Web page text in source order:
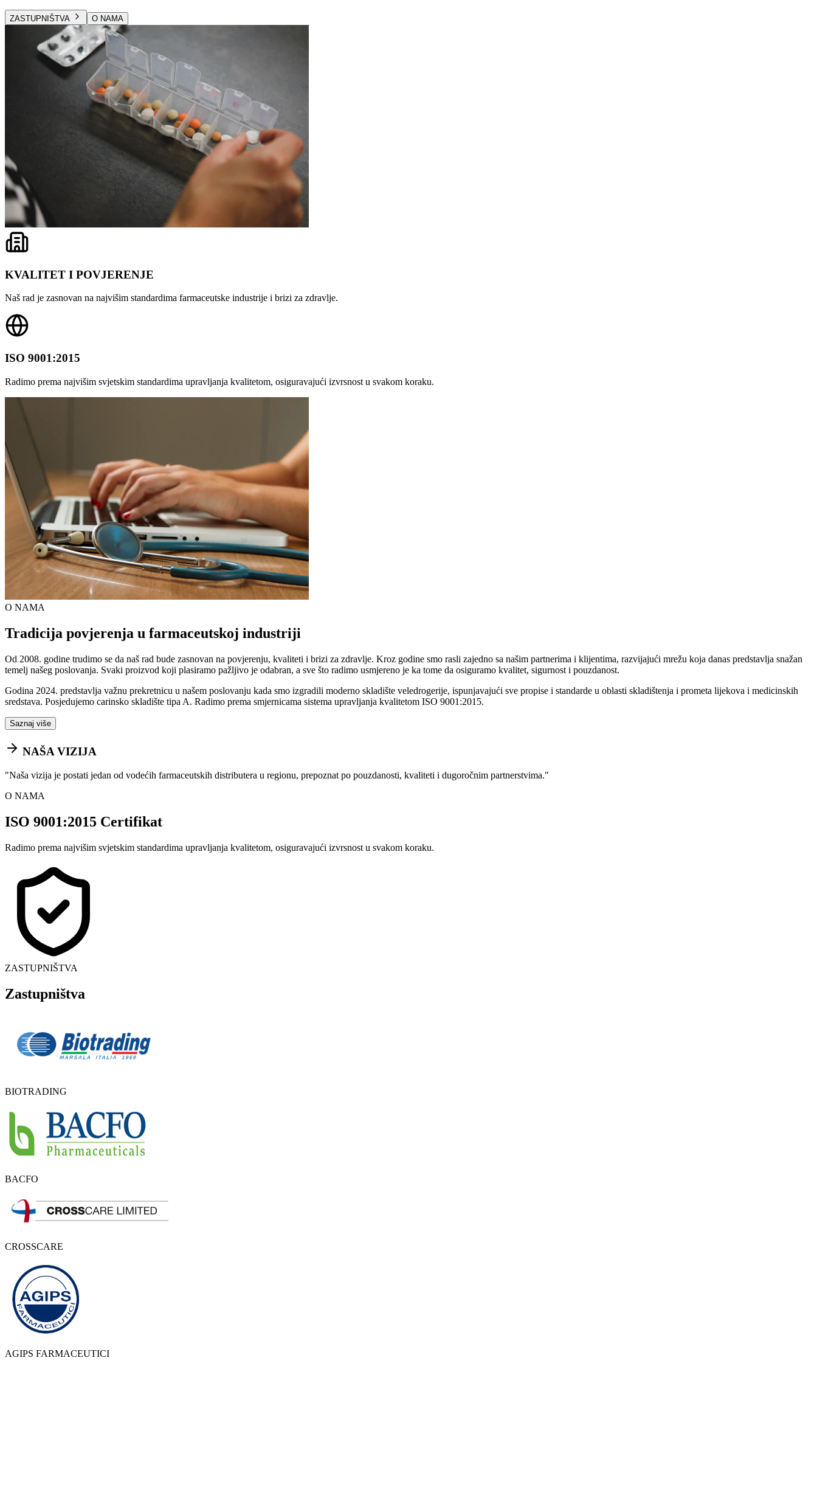
ZASTUPNIŠTVA O NAMA
KVALITET I POVJERENJE
Naš rad je zasnovan na najvišim standardima farmaceutske industrije i brizi za zdravlje.
ISO 9001:2015
Radimo prema najvišim svjetskim standardima upravljanja kvalitetom, osiguravajući izvrsnost u svakom koraku.
O NAMA
Tradicija povjerenja u farmaceutskoj industriji
Od 2008. godine trudimo se da naš rad bude zasnovan na povjerenju, kvaliteti i brizi za zdravlje. Kroz godine smo rasli zajedno sa našim partnerima i klijentima, razvijajući mrežu koja danas predstavlja snažan
temelj našeg poslovanja. Svaki proizvod koji plasiramo pažljivo je odabran, a sve što radimo usmjereno je ka tome da osiguramo kvalitet, sigurnost i pouzdanost.
Godina 2024. predstavlja važnu prekretnicu u našem poslovanju kada smo izgradili moderno skladište veledrogerije, ispunjavajući sve propise i standarde u oblasti skladištenja i prometa lijekova i medicinskih
sredstava. Posjedujemo carinsko skladište tipa A. Radimo prema smjernicama sistema upravljanja kvalitetom ISO 9001:2015.
Saznaj više
NAŠA VIZIJA
"Naša vizija je postati jedan od vodećih farmaceutskih distributera u regionu, prepoznat po pouzdanosti, kvaliteti i dugoročnim partnerstvima."
O NAMA
ISO 9001:2015 Certifikat
Radimo prema najvišim svjetskim standardima upravljanja kvalitetom, osiguravajući izvrsnost u svakom koraku.
ZASTUPNIŠTVA
Zastupništva
BIOTRADING
BACFO
CROSSCARE
AGIPS FARMACEUTICI